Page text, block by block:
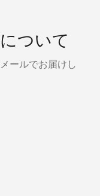
ついて
ールでお届けし